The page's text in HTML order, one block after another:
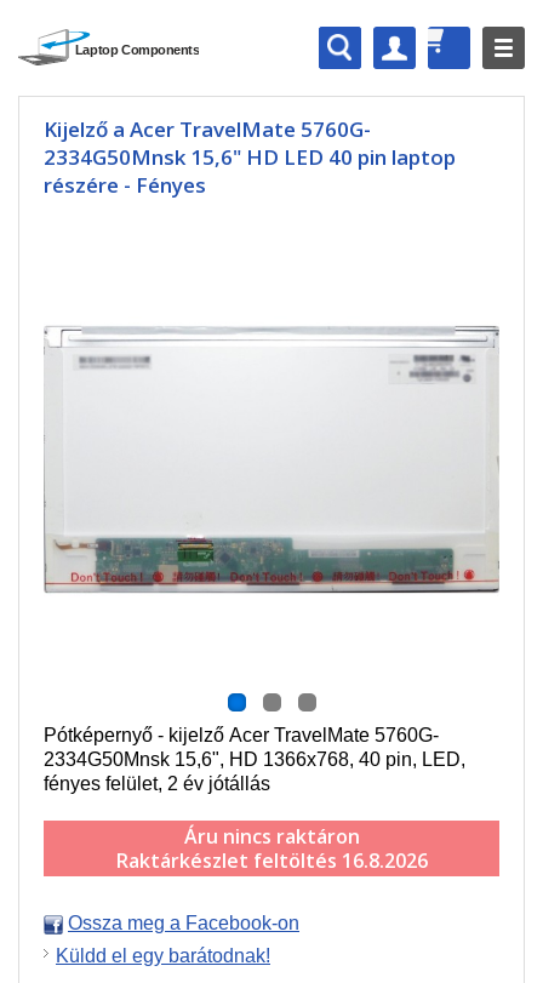
Kijelző a Acer TravelMate 5760G-
2334G50Mnsk 15,6" HD LED 40 pin laptop
részére - Fényes
Pótképernyő - kijelző Acer TravelMate 5760G-
2334G50Mnsk 15,6", HD 1366x768, 40 pin, LED,
fényes felület, 2 év jótállás
Áru nincs raktáron
Raktárkészlet feltöltés 16.8.2026
Ossza meg a Facebook-on
Küldd el egy barátodnak!